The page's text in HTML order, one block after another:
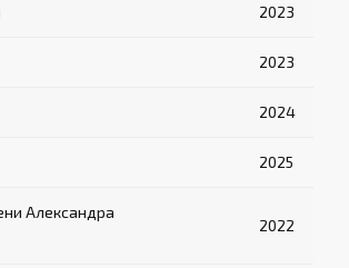
2023
2023
2024
2025
Александра
2022